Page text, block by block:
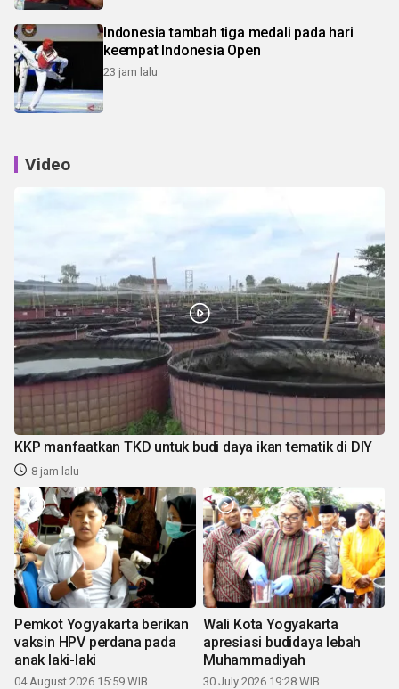
Indonesia tambah tiga medali pada hari
keempat Indonesia Open
23 jam lalu
Video
KKP manfaatkan TKD untuk budi daya ikan tematik di DIY
8 jam lalu
Pemkot Yogyakarta berikan
vaksin HPV perdana pada
anak laki-laki
04 August 2026 15:59 WIB
Wali Kota Yogyakarta
apresiasi budidaya lebah
Muhammadiyah
30 July 2026 19:28 WIB